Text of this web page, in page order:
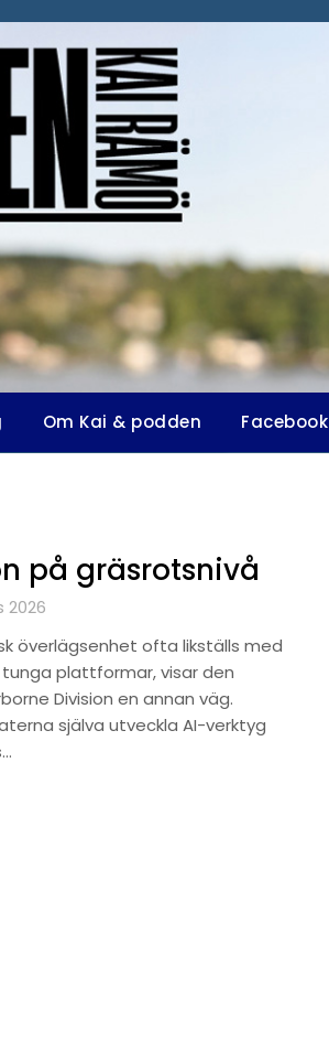
Om Kai & podden Facebook
på gräsrotsnivå
2026
överlägsenhet ofta likställs med
plattformar, visar den
Division en annan väg.
själva utveckla AI-verktyg